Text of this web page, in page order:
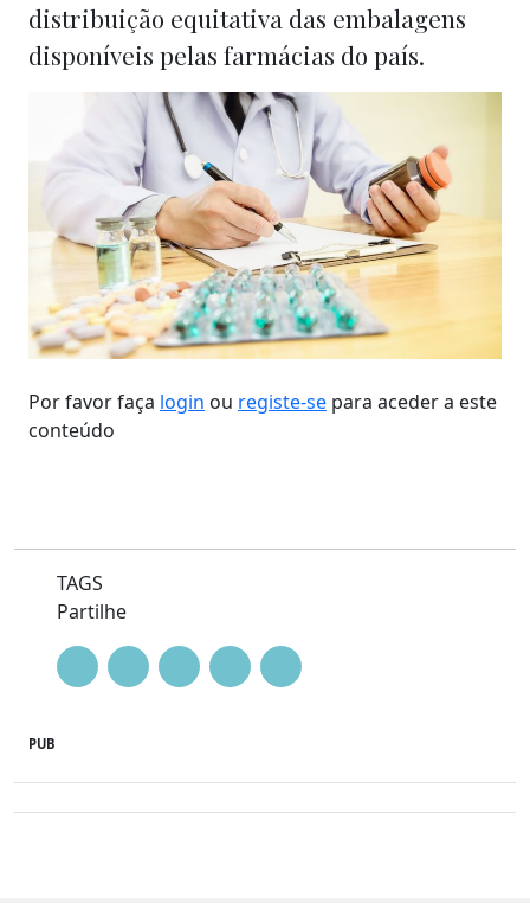
distribuição equitativa das embalagens
disponíveis pelas farmácias do país.
Por favor faça login ou registe-se para aceder a este
conteúdo
TAGS
Partilhe
PUB